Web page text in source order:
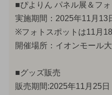
■ぴよりん パネル展＆フォ
実施期間：2025年11月13
※フォトスポットは11月
開催場所：イオンモール
■グッズ販売
販売期間:2025年11月25